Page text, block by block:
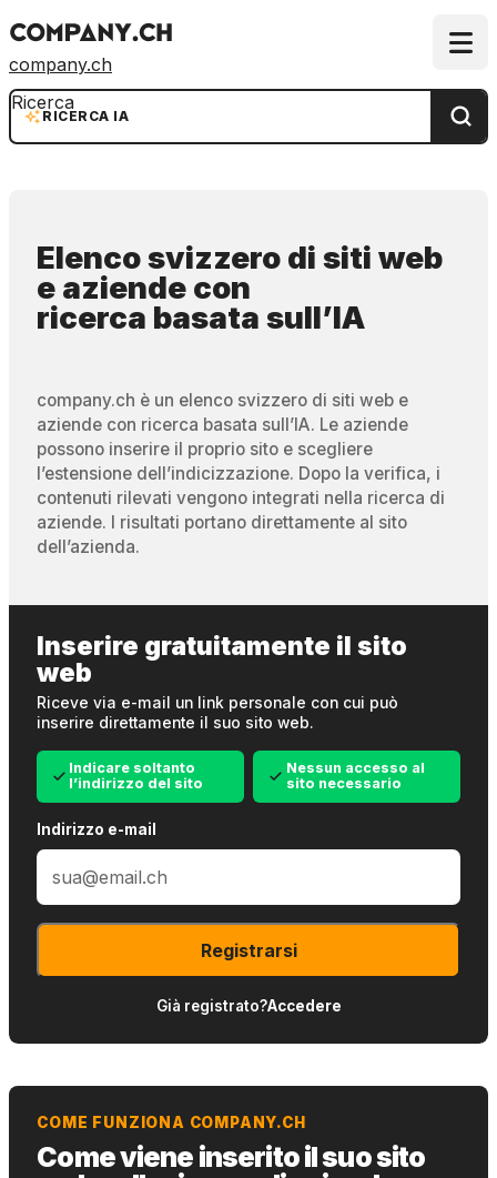
company.ch
RICERCA IA
Ricerca
Elenco svizzero di siti web
e aziende con
ricerca basata sull’IA
company.ch è un elenco svizzero di siti web e
aziende con ricerca basata sull’IA. Le aziende
possono inserire il proprio sito e scegliere
l’estensione dell’indicizzazione. Dopo la verifica, i
contenuti rilevati vengono integrati nella ricerca di
aziende. I risultati portano direttamente al sito
dell’azienda.
Inserire gratuitamente il sito
web
Riceve via e-mail un link personale con cui può
inserire direttamente il suo sito web.
Indicare soltanto
l’indirizzo del sito
Nessun accesso al
sito necessario
Indirizzo e-mail
Registrarsi
Già registrato?Accedere
COME FUNZIONA COMPANY.CH
Come viene inserito il suo sito